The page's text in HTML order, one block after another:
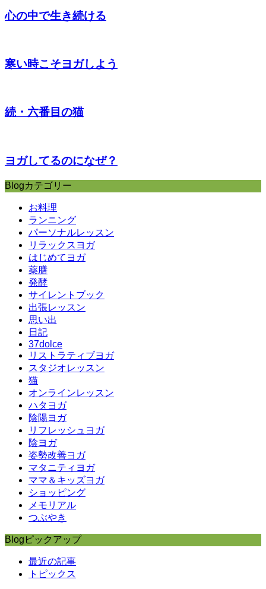
心の中で生き続ける
寒い時こそヨガしよう
続・六番目の猫
ヨガしてるのになぜ？
Blogカテゴリー
お料理
ランニング
パーソナルレッスン
リラックスヨガ
はじめてヨガ
薬膳
発酵
サイレントブック
出張レッスン
思い出
日記
37dolce
リストラティブヨガ
スタジオレッスン
猫
オンラインレッスン
ハタヨガ
陰陽ヨガ
リフレッシュヨガ
陰ヨガ
姿勢改善ヨガ
マタニティヨガ
ママ＆キッズヨガ
ショッピング
メモリアル
つぶやき
Blogピックアップ
最近の記事
トピックス